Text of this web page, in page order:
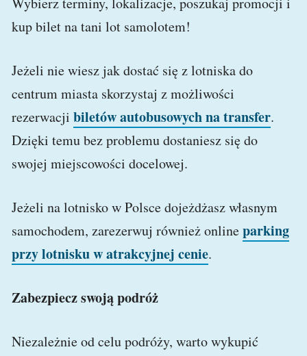
kup bilet na tani lot samolotem!
Jeżeli nie wiesz jak dostać się z lotniska do
centrum miasta skorzystaj z możliwości
rezerwacji biletów autobusowych na transfer.
Dzięki temu bez problemu dostaniesz się do
swojej miejscowości docelowej.
Jeżeli na lotnisko w Polsce dojeżdżasz własnym
samochodem, zarezerwuj również onlineparking
przy lotnisku w atrakcyjnej cenie.
Zabezpiecz swoją podróż
Niezależnie od celu podróży, warto wykupić